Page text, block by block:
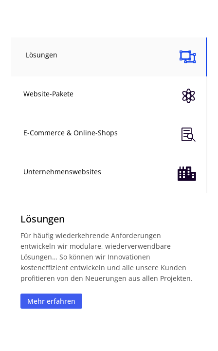

Lösungen

Website-Pakete

E-Commerce & Online-Shops

Unternehmenswebsites
Lösungen
Für häufig wiederkehrende Anforderungen
entwickeln wir modulare, wiederverwendbare
Lösungen… So können wir Innovationen
kosteneffizient entwickeln und alle unsere Kunden
profitieren von den Neuerungen aus allen Projekten.
Mehr erfahren